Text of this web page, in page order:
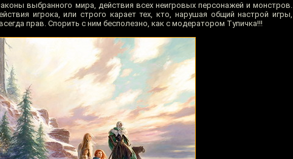
выбранного мира, действия всех неигровых персонажей и монстров.
игрока, или строго карает тех, кто, нарушая общий настрой игры,
прав. Спорить с ним бесполезно, как с модератором Тупичка!!!